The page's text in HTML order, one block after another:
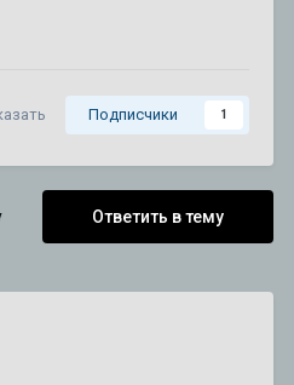
30 июля
CADILLAC
DeathRow
Подписчики 1
Ответить в тему